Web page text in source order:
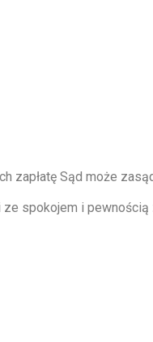
zapłatę Sąd może
spokojem i